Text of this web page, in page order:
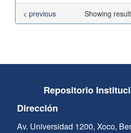
Showing
< previous
Repositorio
Dirección
Av. Universidad 1200, Xoco,